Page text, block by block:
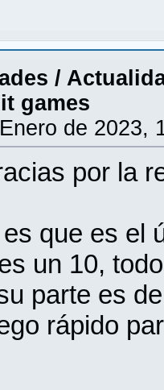
/
games
de 2023,
por la
que es el
un 10,
parte es
rápido